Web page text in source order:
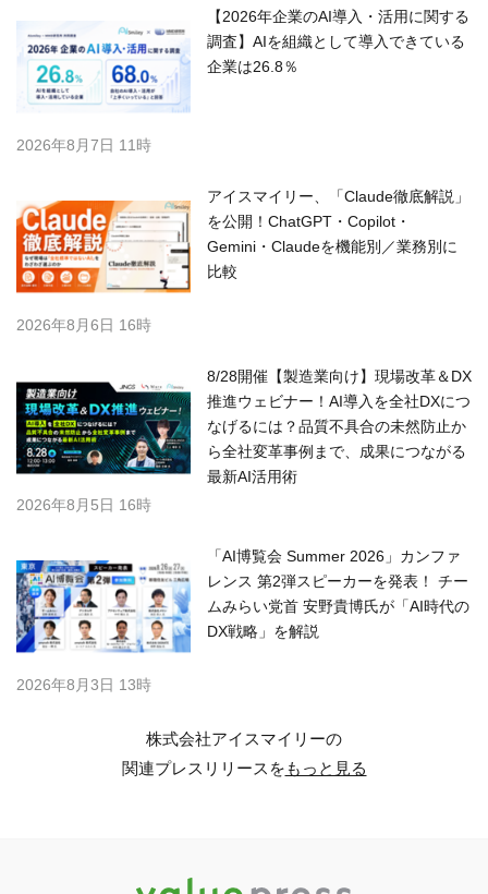
【2026年企業のAI導入・活用に関する
調査】AIを組織として導入できている
企業は26.8％
2026年8月7日 11時
アイスマイリー、「Claude徹底解説」
を公開！ChatGPT・Copilot・
Gemini・Claudeを機能別／業務別に
比較
2026年8月6日 16時
8/28開催【製造業向け】現場改革＆DX
推進ウェビナー！AI導入を全社DXにつ
なげるには？品質不具合の未然防止か
ら全社変革事例まで、成果につながる
最新AI活用術
2026年8月5日 16時
「AI博覧会 Summer 2026」カンファ
レンス 第2弾スピーカーを発表！ チー
ムみらい党首 安野貴博氏が「AI時代の
DX戦略」を解説
2026年8月3日 13時
株式会社アイスマイリーの
関連プレスリリースをもっと見る